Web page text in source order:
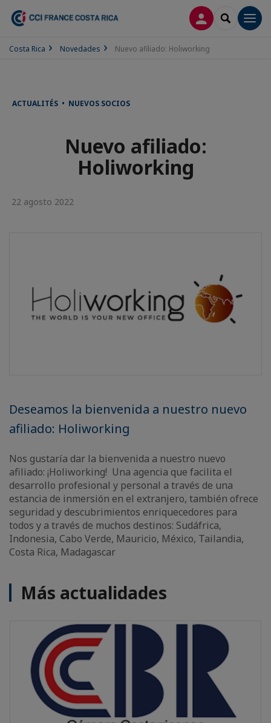
CONECTARSE
SEARCH
Costa Rica Novedades Nuevo afiliado: Holiworking
ACTUALITÉS • NUEVOS SOCIOS
Nuevo afiliado:
Holiworking
22 agosto 2022
Deseamos la bienvenida a nuestro nuevo
afiliado: Holiworking
Nos gustaría dar la bienvenida a nuestro nuevo
afiliado: ¡Holiworking! Una agencia que facilita el
desarrollo profesional y personal a través de una
estancia de inmersión en el extranjero, también ofrece
seguridad y descubrimientos enriquecedores para
todos y a través de muchos destinos: Sudáfrica,
Indonesia, Cabo Verde, Mauricio, México, Tailandia,
Costa Rica, Madagascar
Más actualidades